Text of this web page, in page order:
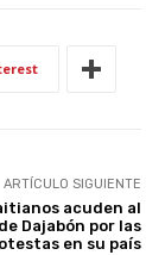
ARTÍCULO SIGUIENTE
acuden al
Dajabón por las
en su país